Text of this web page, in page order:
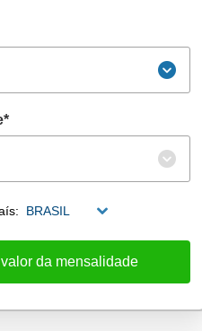
BRASIL
da mensalidade